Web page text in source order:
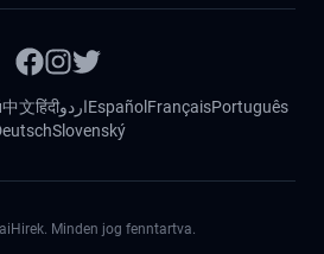
中文हिंदीاردوEspañol FrançaisPortuguês
Slovenský
Minden jog fenntartva.